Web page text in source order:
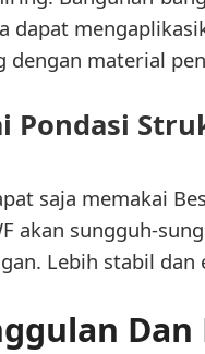
dapat
dengan material
Pondasi
saja memakai
akan sungguh-
Lebih stabil
Dan